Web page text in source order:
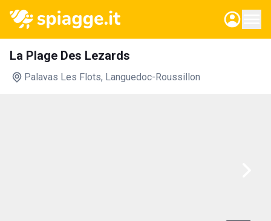
La Plage Des Lezards
Palavas Les Flots, Languedoc-Roussillon